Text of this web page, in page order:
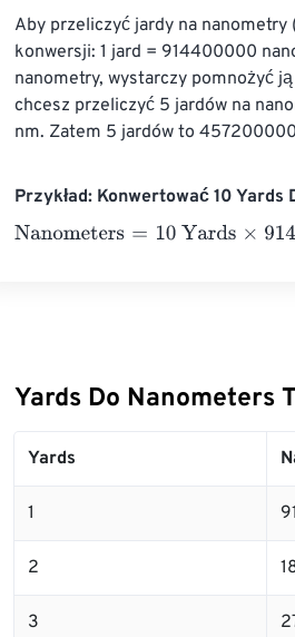
Aby przeliczyć jardy na
konwersji: 1 jard = 914400000
nanometry, wystarczy pomnożyć
chcesz przeliczyć 5 jardów na
nm. Zatem 5 jardów to
Przykład: Konwertować 10 Yards
Nanometers= 10 Yards×
Yards Do Nanometers
Yards
1
2
3